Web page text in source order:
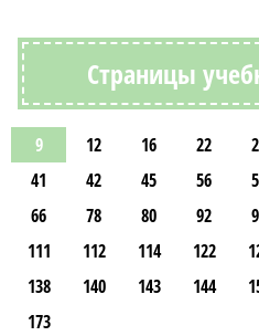
Страницы
9 12 16 22
41
42 45 56
66
78 80 92
111
112 114 122
138
140 143 144
173